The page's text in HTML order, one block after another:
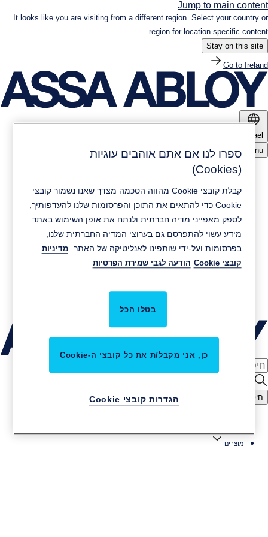
Jump to main content
It looks like you are visiting from a different region. Select your country or
region for location-specific content.
Stay on this site
Go to Ireland
Israel
Menu
מוצרים ופתרונות
חדשות ומדיה
קיימות
יצירת קשר
אודות ASSA ABLOY
קריירה באסא אבלוי
חיפוש
מוצרים
ספרו לנו אם אתם אוהבים עוגיות
(Cookies)
קבלת קובצי Cookie מהווה הסכמה מצדך שאנו נשמור קובצי
Cookie כדי להתאים את התוכן והפרסומות שלנו להעדפותיך,
לספק מאפייני מדיה חברתית ולנתח את אופן השימוש באתר.
מידע עשוי להתפרסם גם בערוצי המדיה החברתית שלנו,
בפרסומות ועל-ידי שותפינו לאנליטיקה של האתר
מדיניות
קובצי Cookie
הודעה לגבי שמירת הפרטיות
בטלו הכל
כן, אני מקבל/ת את כל קובצי ה-Cookie
הגדרות קובצי Cookie